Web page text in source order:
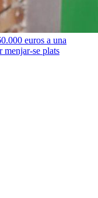
euros a una
menjar-se plats